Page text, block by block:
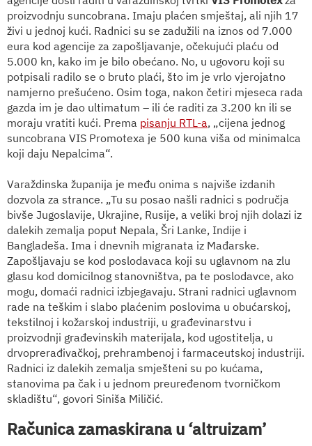
proizvodnju suncobrana. Imaju plaćen smještaj, ali njih 17
živi u jednoj kući. Radnici su se zadužili na iznos od 7.000
eura kod agencije za zapošljavanje, očekujući plaću od
5.000 kn, kako im je bilo obećano. No, u ugovoru koji su
potpisali radilo se o bruto plaći, što im je vrlo vjerojatno
namjerno prešućeno. Osim toga, nakon četiri mjeseca rada
gazda im je dao ultimatum – ili će raditi za 3.200 kn ili se
moraju vratiti kući. Prema pisanju RTL-a, „cijena jednog
suncobrana VIS Promotexa je 500 kuna viša od minimalca
koji daju Nepalcima“.
Varaždinska županija je među onima s najviše izdanih
dozvola za strance. „Tu su posao našli radnici s područja
bivše Jugoslavije, Ukrajine, Rusije, a veliki broj njih dolazi iz
dalekih zemalja poput Nepala, Šri Lanke, Indije i
Bangladeša. Ima i dnevnih migranata iz Mađarske.
Zapošljavaju se kod poslodavaca koji su uglavnom na zlu
glasu kod domicilnog stanovništva, pa te poslodavce, ako
mogu, domaći radnici izbjegavaju. Strani radnici uglavnom
rade na teškim i slabo plaćenim poslovima u obućarskoj,
tekstilnoj i kožarskoj industriji, u građevinarstvu i
proizvodnji građevinskih materijala, kod ugostitelja, u
drvoprerađivačkoj, prehrambenoj i farmaceutskoj industriji.
Radnici iz dalekih zemalja smješteni su po kućama,
stanovima pa čak i u jednom preuređenom tvorničkom
skladištu“, govori Siniša Miličić.
Računica zamaskirana u ‘altruizam’